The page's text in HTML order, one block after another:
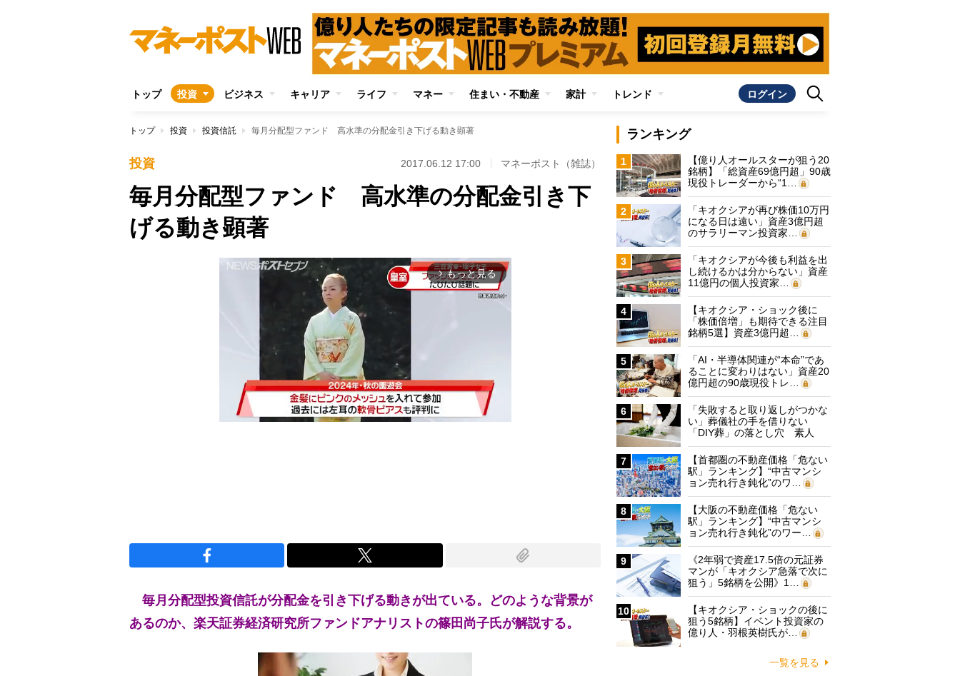
トップ 投資 ビジネス キャリア ライフ マネー 住まい・不動産 家計 トレンド ログイン
トップ 投資 投資信託 毎月分配型ファンド 高水準の分配金引き下げる動き顕著
投資 2017.06.12 17:00 マネーポスト（雑誌）
毎月分配型ファンド 高水準の分配金引き下
げる動き顕著
arrow_forward_ios もっと見る
毎月分配型投資信託が分配金を引き下げる動きが出ている。どのような背景が
あるのか、楽天証券経済研究所ファンドアナリストの篠田尚子氏が解説する。
ランキング
1
【億り人オールスターが狙う20
銘柄】「総資産69億円超」90歳
現役トレーダーから“1…
2
「キオクシアが再び株価10万円
になる日は遠い」資産3億円超
のサラリーマン投資家…
3
「キオクシアが今後も利益を出
し続けるかは分からない」資産
11億円の個人投資家…
4
【キオクシア・ショック後に
「株価倍増」も期待できる注目
銘柄5選】資産3億円超…
5
「AI・半導体関連が“本命”であ
ることに変わりはない」資産20
億円超の90歳現役トレ…
6
「失敗すると取り返しがつかな
い」葬儀社の手を借りない
「DIY葬」の落とし穴 素人
に…
7
【首都圏の不動産価格「危ない
駅」ランキング】“中古マンシ
ョン売れ行き鈍化”のワ…
8
【大阪の不動産価格「危ない
駅」ランキング】“中古マンシ
ョン売れ行き鈍化”のワー…
9
《2年弱で資産17.5倍の元証券
マンが「キオクシア急落で次に
狙う」5銘柄を公開》1…
10
【キオクシア・ショックの後に
狙う5銘柄】イベント投資家の
億り人・羽根英樹氏が…
一覧を見る